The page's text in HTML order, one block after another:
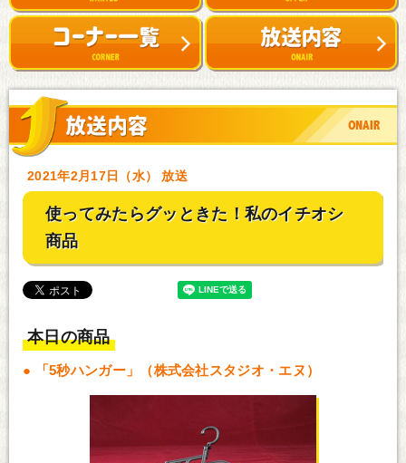
2021年2月17日（水） 放送
使ってみたらグッときた！私のイチオシ
商品
本日の商品
「5秒ハンガー」（株式会社スタジオ・エヌ）